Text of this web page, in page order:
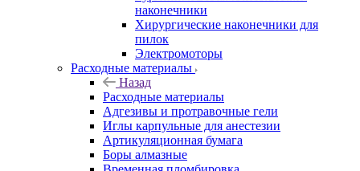
наконечники
Хирургические наконечники для
пилок
Электромоторы
Расходные материалы
Назад
Расходные материалы
Адгезивы и протравочные гели
Иглы карпульные для анестезии
Артикуляционная бумага
Боры алмазные